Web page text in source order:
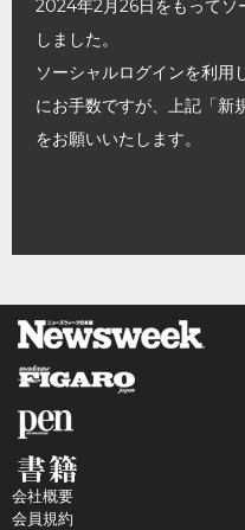
2024年2月26日をもってソ
しました。
ソーシャルログインを利用
にお手数ですが、上記「新
をお願いいたします。
会社概要
会員規約